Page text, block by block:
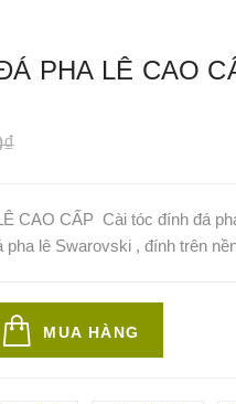
PHA LÊ CAO
CAO CẤP Cài tóc đính đá
lê Swarovski , đính trên
MUA HÀNG